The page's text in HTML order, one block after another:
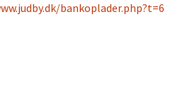
bankoplader.php?t=6